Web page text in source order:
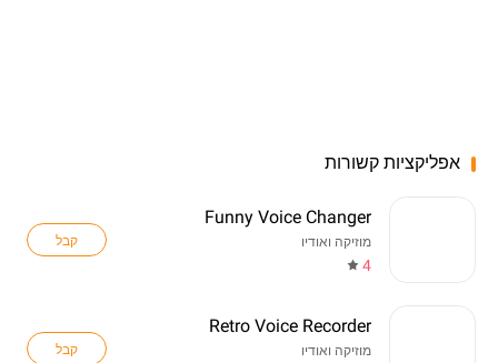
אפליקציות קשורות
Funny Voice Changer
מוזיקה ואודיו
4
קבל
Retro Voice Recorder
מוזיקה ואודיו קבל